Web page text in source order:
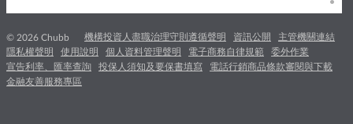
© 2026 Chubb 機構投資人盡職治理守則遵循聲明 資訊公開
主管機關連結
隱私權聲明
使用說明 個人資料管理聲明 電子商務自律規範
委外作業
宣告利率、匯率查詢
投保人須知及要保書填寫
電話行銷商品條款審閱與下載
金融友善服務專區